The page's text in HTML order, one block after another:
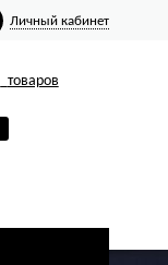
Личный кабинет
товаров